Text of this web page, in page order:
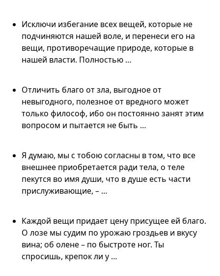
Исключи избегание всех вещей, которые не
подчиняются нашей воле, и перенеси его на
вещи, противоречащие природе, которые в
нашей власти. Полностью …
Отличить благо от зла, выгодное от
невыгодного, полезное от вредного может
только философ, ибо он постоянно занят этим
вопросом и пытается не быть …
Я думаю, мы с тобою согласны в том, что все
внешнее приобретается ради тела, о теле
пекутся во имя души, что в душе есть части
прислуживающие, – …
Каждой вещи придает цену присущее ей благо.
О лозе мы судим по урожаю гроздьев и вкусу
вина; об олене – по быстроте ног. Ты
спросишь, крепок ли у …